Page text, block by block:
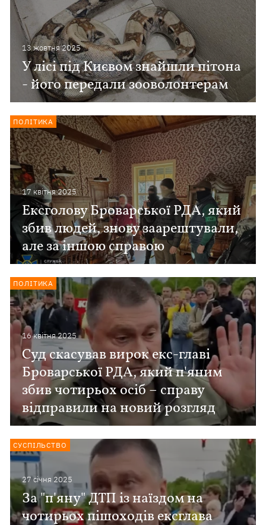
13 жовтня 2025
У лісі під Києвом знайшли пітона
- його передали зооволонтерам
17 квiтня 2025
Ексголову Броварської РДА, який
збив людей, знову заарештували,
але за іншою справою
ПОЛІТИКА
16 квiтня 2025
Суд скасував вирок екс-главі
Броварської РДА, який п'яним
збив чотирьох осіб – справу
відправили на новий розгляд
ПОЛІТИКА
27 сiчня 2025
За "п'яну" ДТП із наїздом на
чотирьох пішоходів ексглава
СУСПІЛЬСТВО